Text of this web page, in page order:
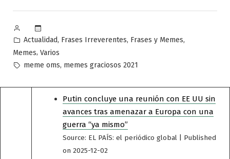
Publicado
por
Publicado
en
Actualidad, Frases Irreverentes, Frases y Memes,
Memes, Varios
Etiquetas:
meme oms, memes graciosos 2021
Putin concluye una reunión con EE UU sin
avances tras amenazar a Europa con una
guerra “ya mismo”
Source: EL PAÍS: el periódico global
Published
on 2025-12-02